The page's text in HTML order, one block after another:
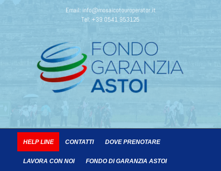
Email: info@mosaicotouroperator.it
Tel: +39 0541 953125
HELP LINE CONTATTI DOVE PRENOTARE
LAVORA CON NOI FONDO DI GARANZIA ASTOI